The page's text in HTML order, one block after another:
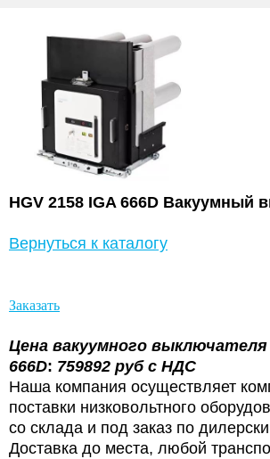
HGV 2158 IGA 666D Вакуумный
Вернуться к каталогу
Заказать
Цена вакуумного выключателя
666D: 759892 руб с НДС
Наша компания осуществляет
поставки низковольтного
со склада и под заказ по
Доставка до места, любой